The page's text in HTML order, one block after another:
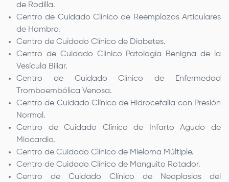
de Rodilla.
Centro de Cuidado Clínico de Reemplazos Articulares
de Hombro.
Centro de Cuidado Clínico de Diabetes.
Centro de Cuidado Clínico Patología Benigna de la
Vesícula Biliar.
Centro de Cuidado Clínico de Enfermedad
Tromboembólica Venosa.
Centro de Cuidado Clínico de Hidrocefalia con Presión
Normal.
Centro de Cuidado Clínico de Infarto Agudo de
Miocardio.
Centro de Cuidado Clínico de Mieloma Múltiple.
Centro de Cuidado Clínico de Manguito Rotador.
Centro de Cuidado Clínico de Neoplasias del